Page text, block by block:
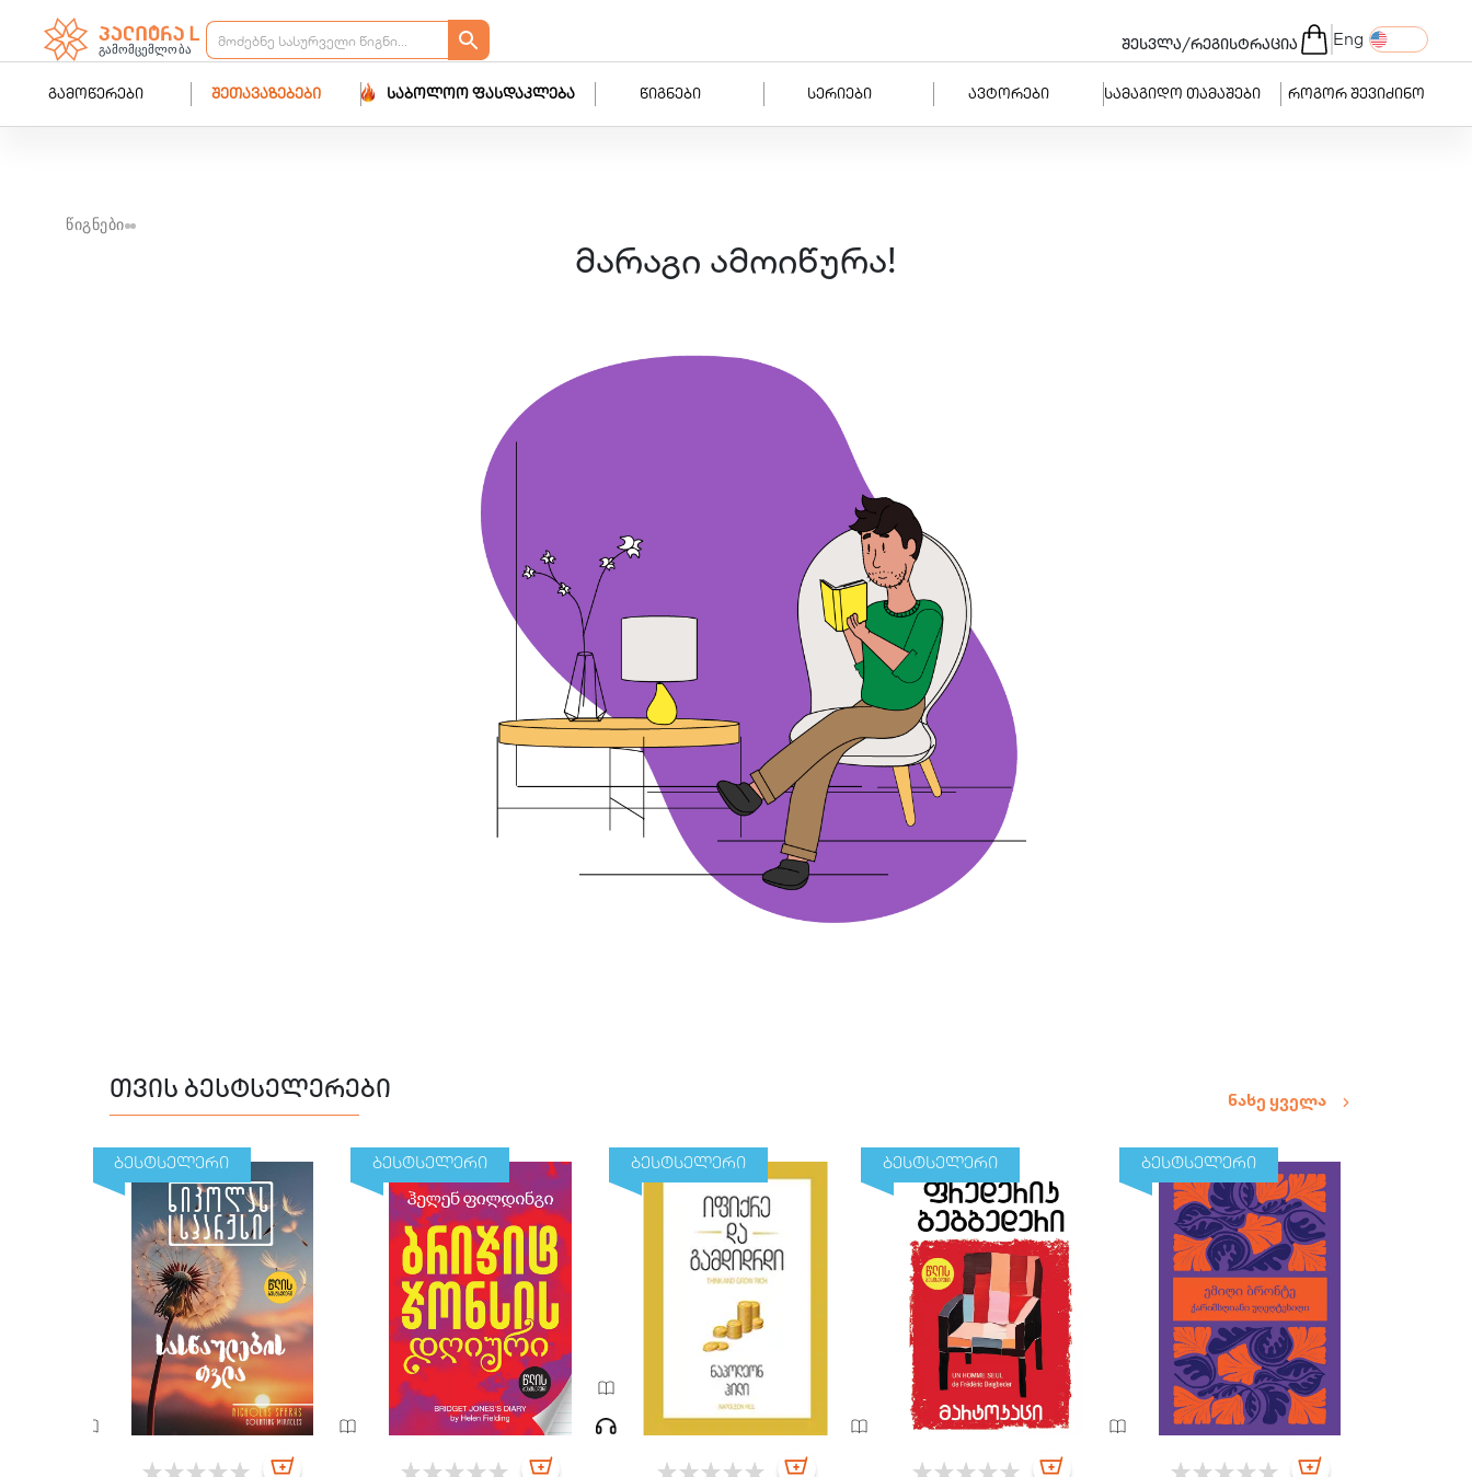
შესვლა/რეგისტრაცია Eng
გამოწერები შეთავაზებები საბოლოო ფასდაკლება წიგნები სერიები ავტორები სამაგიდო თამაშები როგორ შევიძინო
წიგნები
მარაგი ამოიწურა!
თვის ბესტსელერები ნახე ყველა
ბესტსელერი ბესტსელერი ბესტსელერი ბესტსელერი ბესტსელერი